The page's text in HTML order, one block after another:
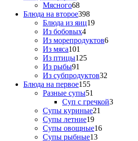
Мясного68
Блюда на второе398
Блюда из яиц19
Из бобовых4
Из морепродуктов6
Из мяса101
Из птицы125
Из рыбы91
Из субпродуктов32
Блюда на первое155
Разные супы51
Суп с гречкой3
Супы куриные21
Супы летние19
Супы овощные16
Супы рыбные13